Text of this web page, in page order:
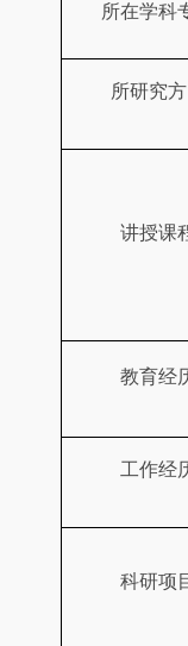
所在学科
所研究
讲授课
教育经
工作经
科研项